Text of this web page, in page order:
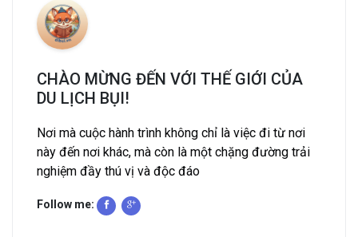
CHÀO MỪNG ĐẾN VỚI THẾ GIỚI CỦA
DU LỊCH BỤI!
Nơi mà cuộc hành trình không chỉ là việc đi từ nơi
này đến nơi khác, mà còn là một chặng đường trải
nghiệm đầy thú vị và độc đáo
Follow me: